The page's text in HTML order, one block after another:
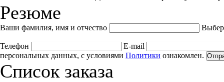
Резюме
Ваши фамилия, имя и отчество
Телефон
E-mail
персональных данных, с условиями Политики ознакомлен.
Список заказа